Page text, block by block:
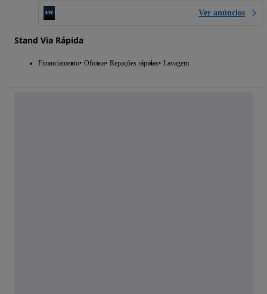
Ver anúncios
Stand Via Rápida
Financiamento Oficina Repações rápidas Lavagem